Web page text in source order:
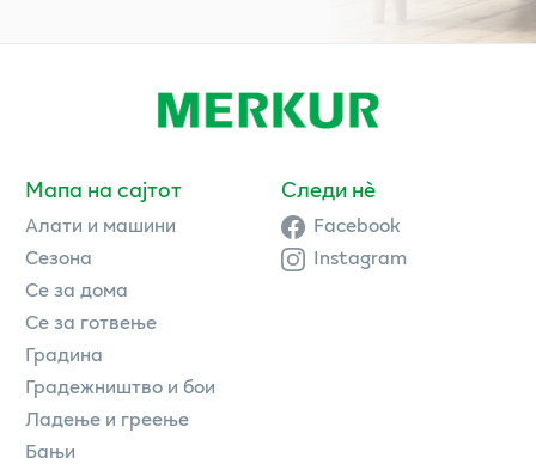
Мапа на сајтот
Алати и машини
Сезона
Се за дома
Се за готвење
Градина
Градежништво и бои
Ладење и греење
Бањи
Следи нè
Facebook
Instagram